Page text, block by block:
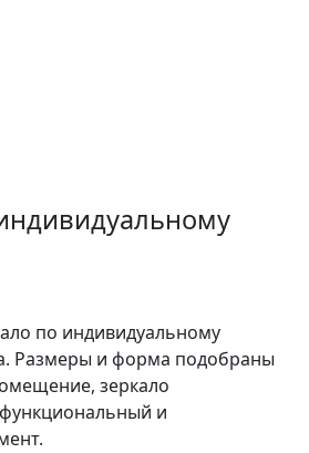
по индивидуальному
Размеры и форма подобраны
зеркало
функциональный и